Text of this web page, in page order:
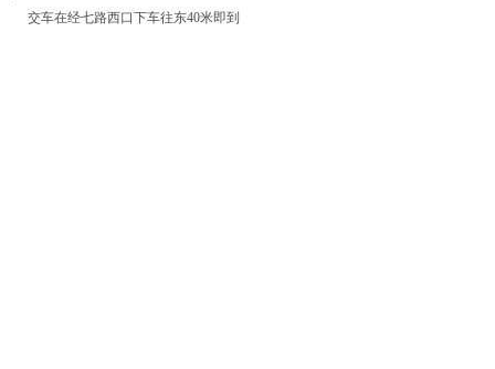
交车在经七路西口下车往东40米即到